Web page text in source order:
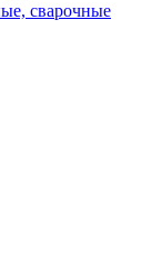
сварочные